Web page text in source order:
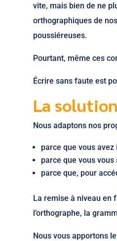
vite, mais bien de ne
orthographiques de
poussiéreuses.
Pourtant, même ces
Écrire sans faute est
La
Nous adaptons nos
parce que vous
parce que vous
parce que, pour
La remise à niveau en
l’orthographe, la
Nous vous apportons